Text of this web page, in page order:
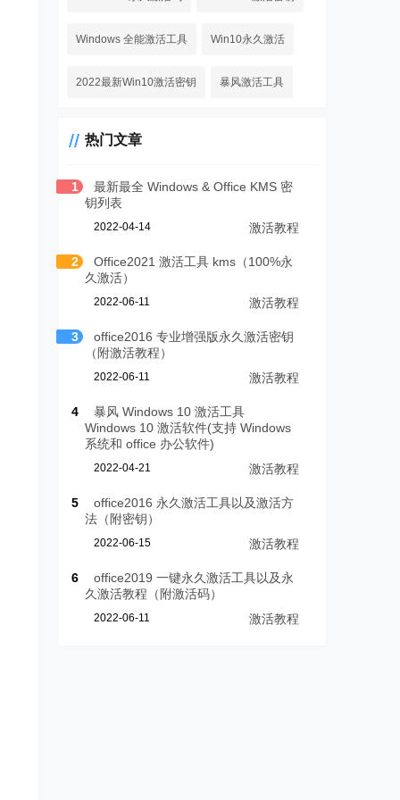
Windows 全能激活工具 Win10永久激活
2022最新Win10激活密钥 暴风激活工具
热门文章
1
最新最全 Windows & Office KMS 密
钥列表
2022-04-14 激活教程
2
Office2021 激活工具 kms（100%永
久激活）
2022-06-11 激活教程
3
office2016 专业增强版永久激活密钥
（附激活教程）
2022-06-11 激活教程
4
暴风 Windows 10 激活工具
Windows 10 激活软件(支持 Windows
系统和 office 办公软件)
2022-04-21 激活教程
5
office2016 永久激活工具以及激活方
法（附密钥）
2022-06-15 激活教程
6
office2019 一键永久激活工具以及永
久激活教程（附激活码）
2022-06-11 激活教程